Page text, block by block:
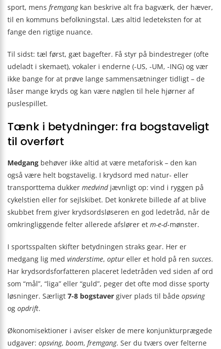
sport, mens fremgangkan beskrive alt fra bagværk, der hæver,
til en kommuns befolkningstal. Læs altid ledeteksten for at
fange den rigtige nuance.
Til sidst: tæl først, gæt bagefter. Få styr på bindestreger (ofte
udeladt i skemaet), vokaler i enderne (-US, -UM, -ING) og vær
ikke bange for at prøve lange sammensætninger tidligt – de
låser mange kryds og kan være nøglen til hele hjørner af
puslespillet.
Tænk i betydninger: fra bogstaveligt
til overført
Medgang behøver ikke altid at være metaforisk – den kan
også være helt bogstavelig. I krydsord med natur- eller
transporttema dukker medvindjævnligt op: vind i ryggen på
cykelstien eller for sejlskibet. Det konkrete billede af at blive
skubbet frem giver krydsordsløseren en god ledetråd, når de
omkringliggende felter allerede afslører et m-e-d-mønster.
I sportsspalten skifter betydningen straks gear. Her er
medgang lig med vinderstime, optur eller et hold på ren succes.
Har krydsordsforfatteren placeret ledetråden ved siden af ord
som “mål”, “liga” eller “guld”, peger det ofte mod disse sporty
løsninger. Særligt 7-8 bogstaver giver plads til både opsving
og opdrift.
Økonomisektioner i aviser elsker de mere konjunkturprægede
udgaver: opsving, boom, fremgang. Ser du tværs over felterne